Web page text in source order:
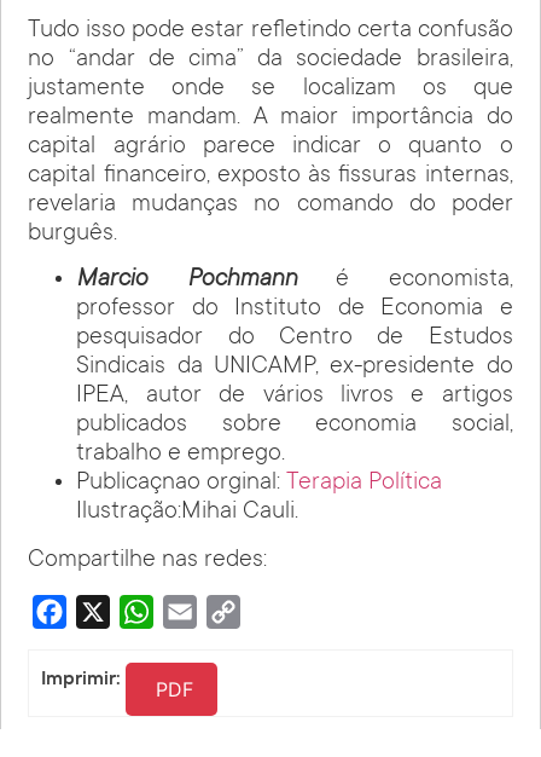
Tudo isso pode estar refletindo certa confusão
no “andar de cima” da sociedade brasileira,
justamente onde se localizam os que
realmente mandam. A maior importância do
capital agrário parece indicar o quanto o
capital financeiro, exposto às fissuras internas,
revelaria mudanças no comando do poder
burguês.
Marcio Pochmanné economista,
professor do Instituto de Economia e
pesquisador do Centro de Estudos
Sindicais da UNICAMP, ex-presidente do
IPEA, autor de vários livros e artigos
publicados sobre economia social,
trabalho e emprego.
Publicaçnao orginal: Terapia Política
Ilustração:Mihai Cauli.
Compartilhe nas redes:
Facebook WhatsApp
Email
Imprimir: PDF